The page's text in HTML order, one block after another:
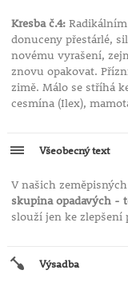
Kresba č.4:
donuceny přestárlé,
novému vyrašení,
znovu opakovat.
zimě. Málo se stříhá
cesmína (Ilex),
Všeobecný text
V našich
skupina opadavých -
slouží jen ke
Výsadba